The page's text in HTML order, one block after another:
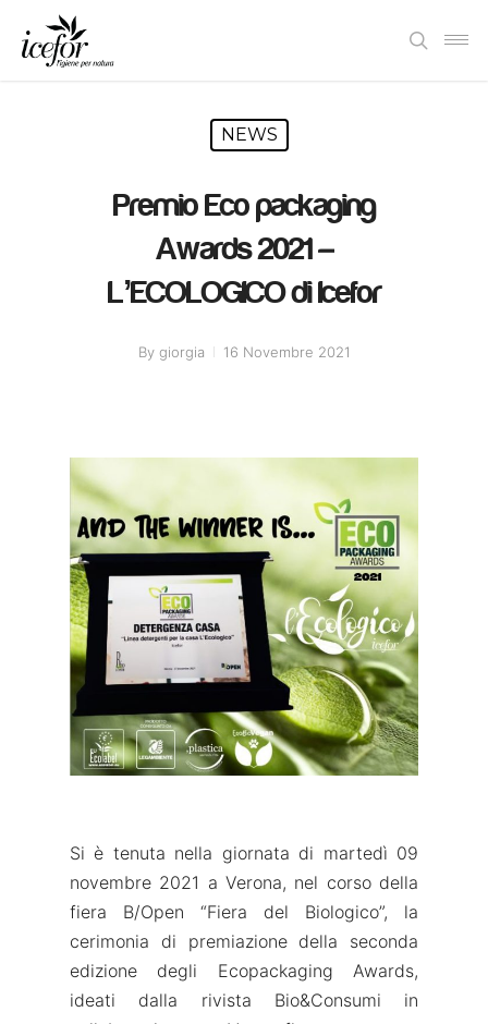
search
NEWS
Premio Eco packaging
Awards 2021 –
L’ECOLOGICO di Icefor
By giorgia 16 Novembre 2021
Si è tenuta nella giornata di martedì 09
novembre 2021 a Verona, nel corso della
fiera B/Open “Fiera del Biologico”, la
cerimonia di premiazione della seconda
edizione degli Ecopackaging Awards,
ideati dalla rivista Bio&Consumi in